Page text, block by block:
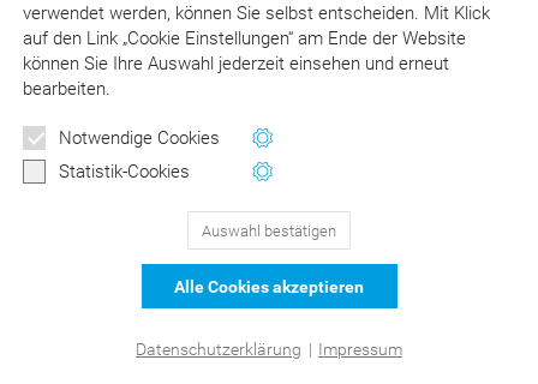
verwendet werden, können Sie selbst entscheiden. Mit Klick
aufden Link „Cookie Einstellungen“ am Ende der Website
können Sie Ihre Auswahl jederzeit einsehen und erneut
bearbeiten.
Notwendige Cookies
Statistik-Cookies
Auswahl bestätigen
Alle Cookies akzeptieren
Datenschutzerklärung | Impressum
© Asgard-Verlag Dr. Werner Hippe GmbH
DER Kommentar zu BEMA und
129Bewertungen auf ProvenExpert.com